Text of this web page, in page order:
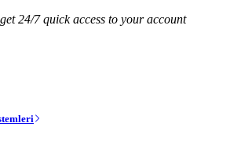
24/7 quick access to your account